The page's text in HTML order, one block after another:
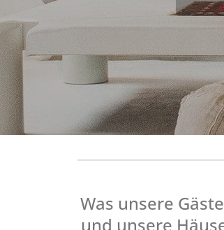
Was unsere
und unsere